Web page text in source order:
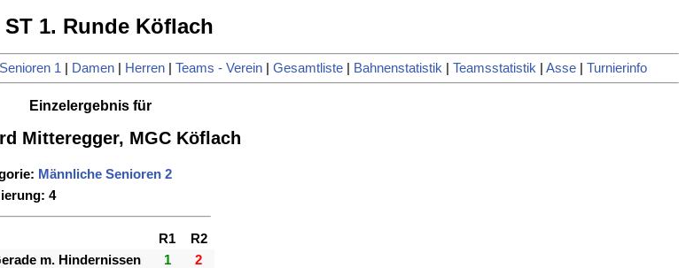
ST 1. Runde Köflach
1 Damen Herren Teams - Verein Gesamtliste Bahnenstatistik Teamsstatistik Asse Turnierinfo
Einzelergebnis für
Mitteregger, MGC Köflach
Männliche Senioren 2
4
R1
R2
m. Hindernissen 1
2